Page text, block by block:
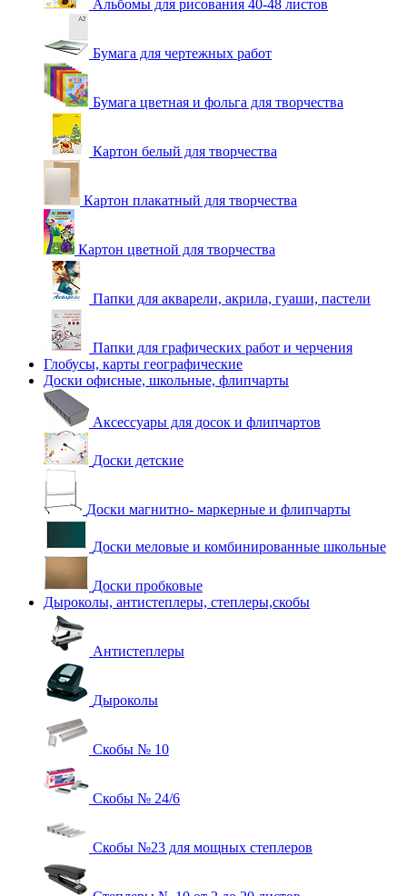
Альбомы для рисования 40-48 листов
Бумага для чертежных работ
Бумага цветная и фольга для творчества
Картон белый для творчества
Картон плакатный для творчества
Картон цветной для творчества
Папки для акварели, акрила, гуаши, пастели
Папки для графических работ и черчения
Глобусы, карты географические
Доски офисные, школьные, флипчарты
Аксессуары для досок и флипчартов
Доски детские
Доски магнитно- маркерные и флипчарты
Доски меловые и комбинированные школьные
Доски пробковые
Дыроколы, антистеплеры, степлеры,скобы
Антистеплеры
Дыроколы
Скобы № 10
Скобы № 24/6
Скобы №23 для мощных степлеров